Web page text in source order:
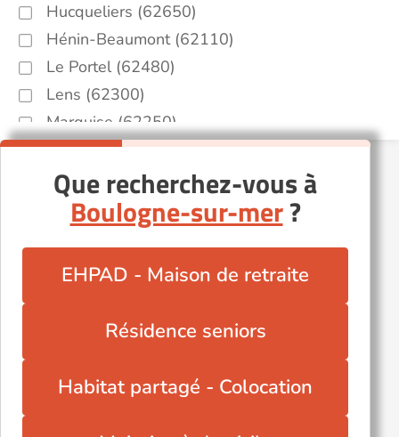
Hucqueliers (62650)
Hénin-Beaumont (62110)
Le Portel (62480)
Lens (62300)
Marquise (62250)
Outreau (62230)
Saint-Martin-Boulogne (62280)
Saint-Omer (62500)
Que recherchez-vous à
Boulogne-sur-mer?
EHPAD - Maison de retraite
Résidence seniors
Habitat partagé - Colocation